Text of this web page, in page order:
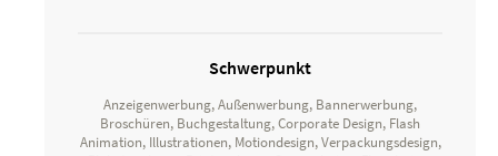
Schwerpunkt
Anzeigenwerbung, Außenwerbung, Bannerwerbung,
Broschüren, Buchgestaltung, Corporate Design, Flash
Animation, Illustrationen, Motiondesign, Verpackungsdesign,